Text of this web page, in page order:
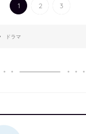
1 2 3
ドラマ